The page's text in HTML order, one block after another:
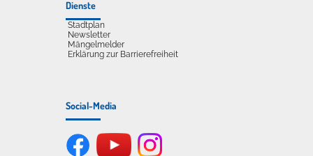
Dienste
Stadtplan
Newsletter
Mängelmelder
Erklärung zur Barrierefreiheit
Social-Media